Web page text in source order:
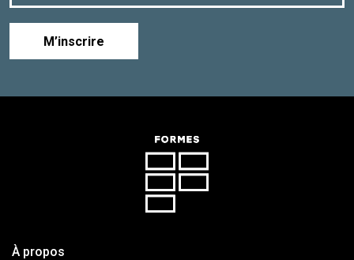
M’inscrire
À propos